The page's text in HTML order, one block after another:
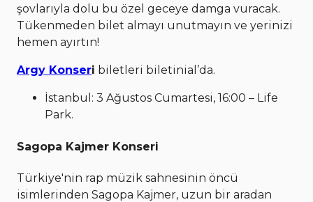
şovlarıyla dolu bu özel geceye damga vuracak.
Tükenmeden bilet almayı unutmayın ve yerinizi
hemen ayırtın!
Argy Konseri biletleri biletinial’da.
İstanbul: 3 Ağustos Cumartesi, 16:00 – Life
Park.
Sagopa Kajmer Konseri
Türkiye'nin rap müzik sahnesinin öncü
isimlerinden Sagopa Kajmer, uzun bir aradan